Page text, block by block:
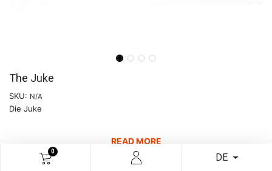
0
DE
The Juke
SKU: N/A
Die Juke
READ MORE
17,85